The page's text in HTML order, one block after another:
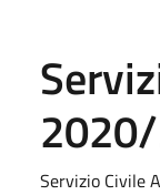
Servizio Civile